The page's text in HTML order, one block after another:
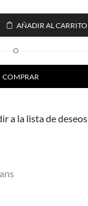
AÑADIR AL CARRITO
O
COMPRAR
a la lista de deseos